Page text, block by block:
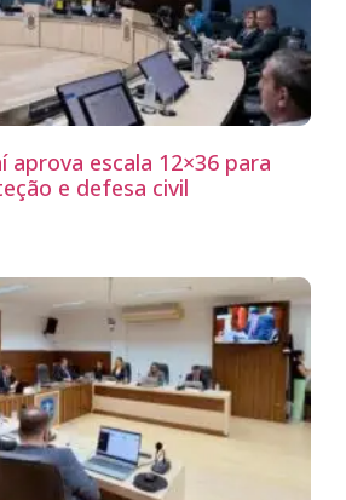
aprova escala 12×36 para
e defesa civil